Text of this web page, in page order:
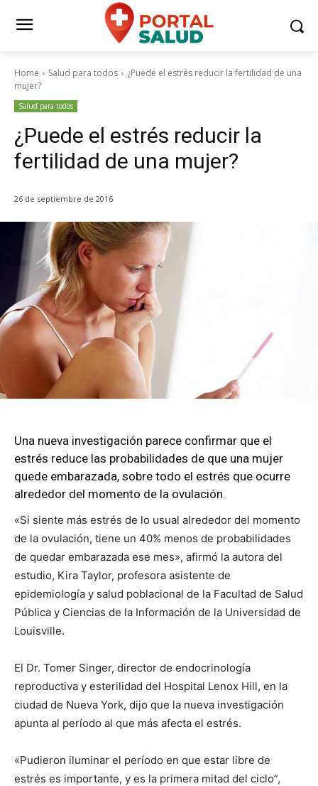
Home Salud para todos
¿Puede el estrés reducir la fertilidad de una
mujer?
Salud para todos
¿Puede el estrés reducir la
fertilidad de una mujer?
26 de septiembre de 2016
Una nueva investigación parece confirmar que el
estrés reduce las probabilidades de que una mujer
quede embarazada, sobre todo el estrés que ocurre
alrededor del momento de la ovulación.
«Si siente más estrés de lo usual alrededor del momento
de la ovulación, tiene un 40% menos de probabilidades
de quedar embarazada ese mes», afirmó la autora del
estudio, Kira Taylor, profesora asistente de
epidemiología y salud poblacional de la Facultad de Salud
Pública y Ciencias de la Información de la Universidad de
Louisville.
El Dr. Tomer Singer, director de endocrinología
reproductiva y esterilidad del Hospital Lenox Hill, en la
ciudad de Nueva York, dijo que la nueva investigación
apunta al período al que más afecta el estrés.
«Pudieron iluminar el período en que estar libre de
estrés es importante, y es la primera mitad del ciclo”,